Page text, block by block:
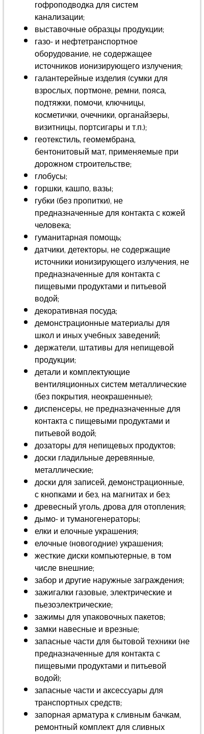
гофроподводка для систем
канализации;
выставочные образцы продукции;
газо- и нефтетранспортное
оборудование, не содержащее
источников ионизирующего излучения;
галантерейные изделия (сумки для
взрослых, портмоне, ремни, пояса,
подтяжки, помочи, ключницы,
косметички, очечники, органайзеры,
визитницы, портсигары и т.п.);
геотекстиль, геомембрана,
бентонитовый мат, применяемые при
дорожном строительстве;
глобусы;
горшки, кашпо, вазы;
губки (без пропитки), не
предназначенные для контакта с кожей
человека;
гуманитарная помощь;
датчики, детекторы, не содержащие
источники ионизирующего излучения, не
предназначенные для контакта с
пищевыми продуктами и питьевой
водой;
декоративная посуда;
демонстрационные материалы для
школ и иных учебных заведений;
держатели, штативы для непищевой
продукции;
детали и комплектующие
вентиляционных систем металлические
(без покрытия, неокрашенные);
диспенсеры, не предназначенные для
контакта с пищевыми продуктами и
питьевой водой;
дозаторы для непищевых продуктов;
доски гладильные деревянные,
металлические;
доски для записей, демонстрационные,
с кнопками и без, на магнитах и без;
древесный уголь, дрова для отопления;
дымо- и туманогенераторы;
елки и елочные украшения;
елочные (новогодние) украшения;
жесткие диски компьютерные, в том
числе внешние;
забор и другие наружные заграждения;
зажигалки газовые, электрические и
пьезоэлектрические;
зажимы для упаковочных пакетов;
замки навесные и врезные;
запасные части для бытовой техники (не
предназначенные для контакта с
пищевыми продуктами и питьевой
водой);
запасные части и аксессуары для
транспортных средств;
запорная арматура к сливным бачкам,
ремонтный комплект для сливных